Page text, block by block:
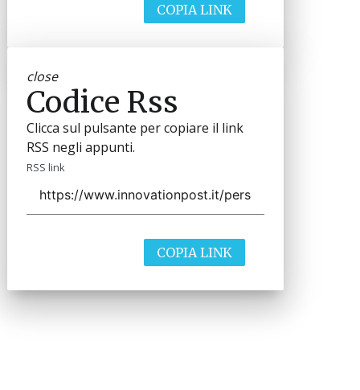
COPIA LINK
close
Codice Rss
Clicca sul pulsante per copiare il link
RSS negli appunti.
RSS link
COPIA LINK